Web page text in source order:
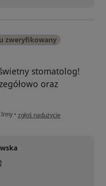
zweryfikowany
stomatolog!
oraz
Inny • w opinii użytkownika Klaudia
zgłoś nadużycie